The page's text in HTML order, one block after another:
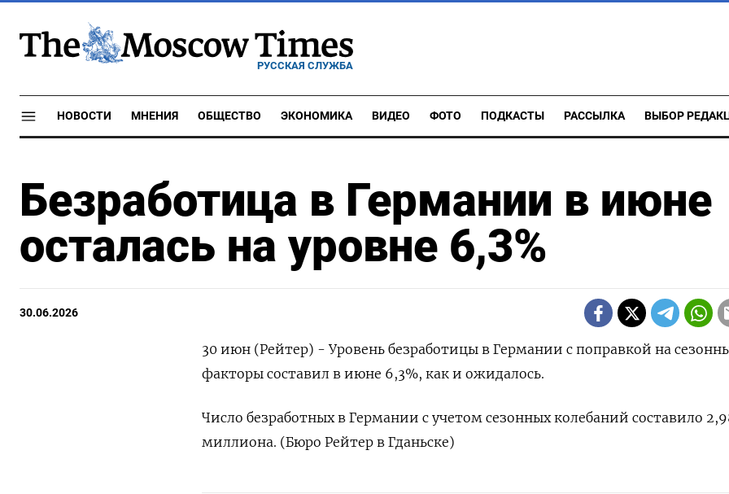
РУССКАЯ СЛУЖБА
НОВОСТИ МНЕНИЯ ОБЩЕСТВО ЭКОНОМИКА ВИДЕО ФОТО ПОДКАСТЫ РАССЫЛКА ВЫБОР
Безработица в Германии в июне
осталась на уровне 6,3%
30.06.2026
30 июн (Рейтер) - ‌Уровень ​безработицы ​в Германии ​с ⁠поправкой на
‌факторы ​составил ‌в ​июне ‌6,3%, как и ​ожидалось.
Число ​безработных ‌в ​Германии с учетом ​сезонных ⁠колебаний составило
‌миллиона. (Бюро ‌Рейтер ​в ‌Гданьске)